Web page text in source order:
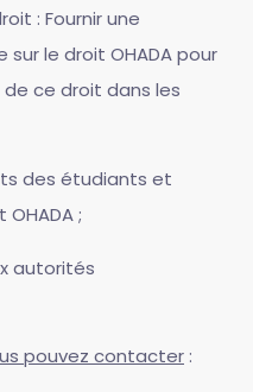
: Fournir une
le droit OHADA pour
ce droit dans les
des étudiants et
;
autorités
pouvez contacter :